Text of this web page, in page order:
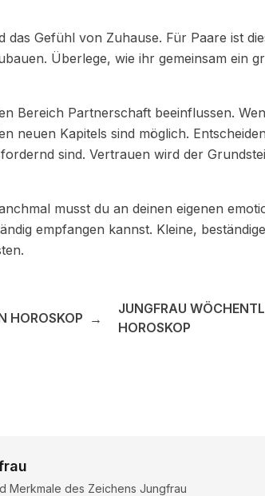
Gefühl von Zuhause. Für Paare ist
Überlege, wie ihr gemeinsam ein
Bereich Partnerschaft beeinflussen.
neuen Kapitels sind möglich.
sind. Vertrauen wird der
musst du an deinen eigenen
empfangen kannst. Kleine,
HOROSKOP →
JUNGFRAU
HOROSKOP
Merkmale des Zeichens Jungfrau